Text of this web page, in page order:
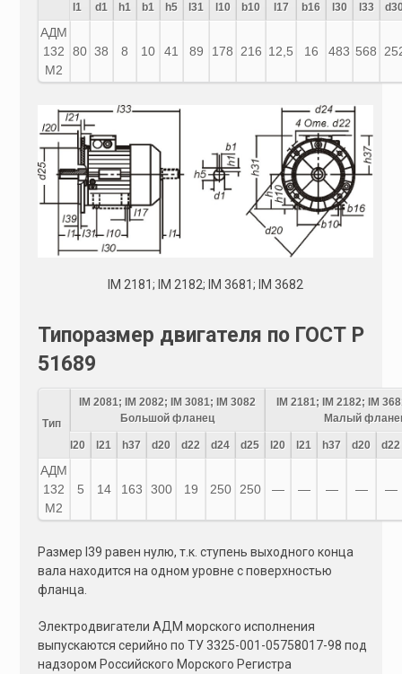
l1 d1 h1 b1 h5 l31 l10 b10 l17 b16 l30 l33
АДМ
132
M2
80 38 8 10 41 89 178 216 12,5 16 483 568
IM 2181; IM 2182; IM 3681; IM 3682
Типоразмер двигателя по ГОСТ Р
51689
Тип
IM 2081; IM 2082; IM 3081; IM 3082
Большой фланец
IM 2181; IM 2182; IM
Малый
l20 l21 h37 d20 d22 d24 d25 l20 l21 h37 d20 d22
АДМ
132
M2
5 14 163 300 19 250 250 — — — — —
Размер l39 равен нулю, т.к. ступень выходного конца
вала находится на одном уровне с поверхностью
фланца.
Электродвигатели АДМ морского исполнения
выпускаются серийно по ТУ 3325-001-05758017-98 под
надзором Российского Морского Регистра